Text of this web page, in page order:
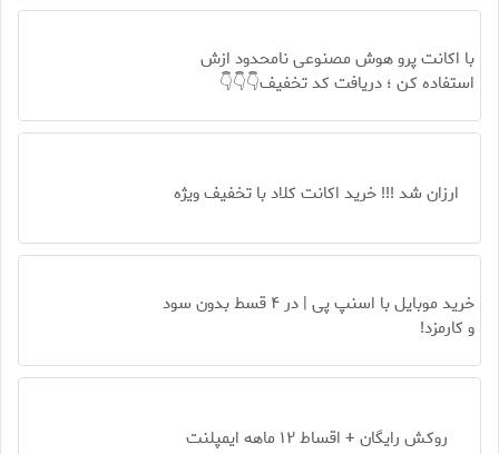
با اکانت پرو هوش مصنوعی نامحدود ازش
استفاده کن ؛ دریافت کد تخفیف👇👇👇
ارزان شد !!! خرید اکانت کلاد با تخفیف ویژه
خرید موبایل با اسنپ پی | در ۴ قسط بدون سود
و کارمزد!
روکش رایگان + اقساط ۱۲ ماهه ایمپلنت